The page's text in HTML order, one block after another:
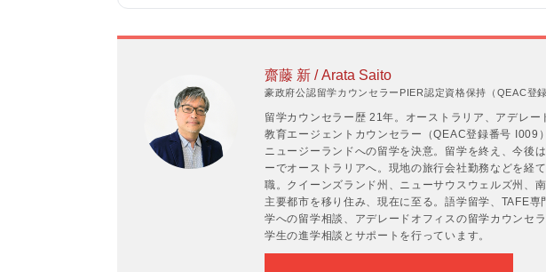
齋藤 新 / Arata Saito
豪政府公認留学カウンセラーPIER認定資格保持（QEAC登
留学カウンセラー歴 21年。オーストラリア、アデレー
教育エージェントカウンセラー（QEAC登録番号 I009
ニュージーランドへの留学を決意。留学を終え、今後
ーでオーストラリアへ。現地の旅行会社勤務などを経
職。クイーンズランド州、ニューサウスウェルズ州、
主要都市を移り住み、現在に至る。語学留学、TAFE専
学への留学相談、アデレードオフィスの留学カウンセ
学生の進学相談とサポートを行っています。